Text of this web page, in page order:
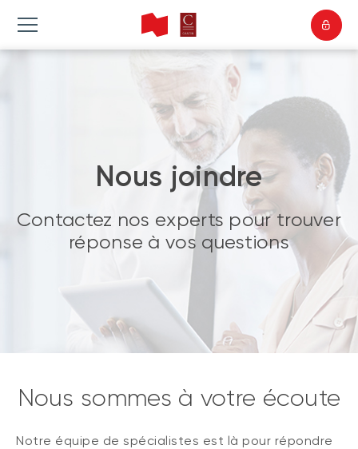
Nous joindre
Contactez nos experts pour trouver
réponse à vos questions
Nous sommes à votre écoute
Notre équipe de spécialistes est là pour répondre